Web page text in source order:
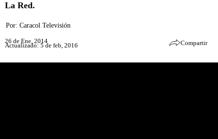
La Red.
Por: Caracol Televisión
26 de Ene, 2014
Actualizado: 5 de feb, 2016 Compartir